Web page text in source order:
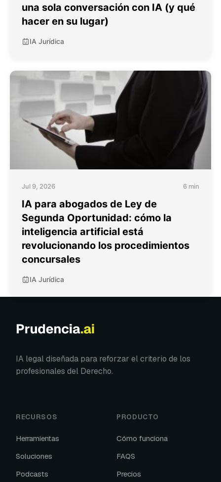
una sola conversación con IA (y qué
hacer en su lugar)
IA Jurídica
Jul 9, 2026 6 min
IA para abogados de Ley de
Segunda Oportunidad: cómo la
inteligencia artificial está
revolucionando los procedimientos
concursales
IA Jurídica
IA legal diseñada para reforzar el criterio de los
profesionales del Derecho.
RECURSOS
Herramientas
Soluciones
Podcasts
PRODUCTO
Cómo funciona
FAQS
Precios